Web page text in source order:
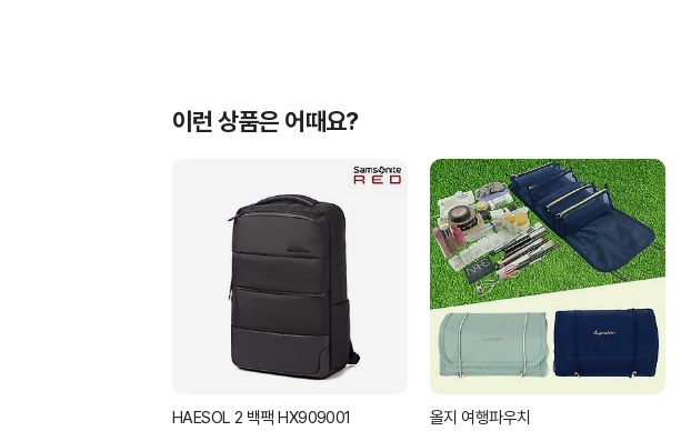
이런 상품은 어때요?
HAESOL 2 백팩 HX909001
올지 여행파우치